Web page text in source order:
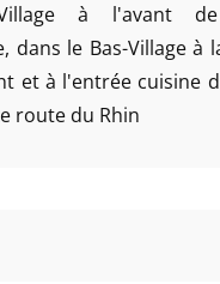
à l'avant
dans le Bas-Village à
et à l'entrée cuisine
route du Rhin